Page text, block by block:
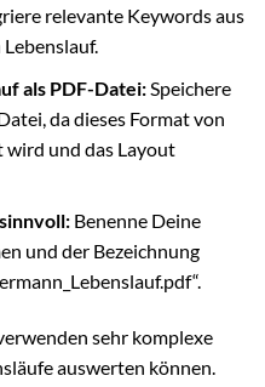
relevante Keywords aus
als PDF-Datei:Speichere
da dieses Format von
wird und das Layout
Benenne Deine
und der Bezeichnung
sehr komplexe
auswerten können.